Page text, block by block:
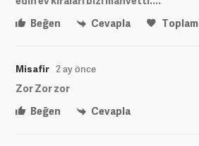
Beğen
Cevapla Toplam
Misafir 2 ay önce
Zor Zor zor
Beğen
Cevapla